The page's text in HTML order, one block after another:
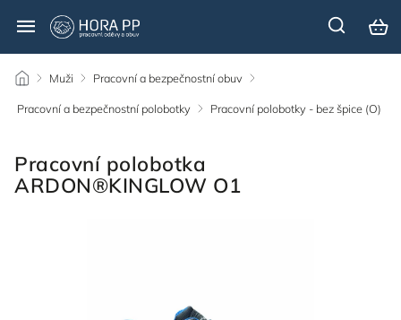
/ Muži / Pracovní a bezpečnostní obuv /
Pracovní a bezpečnostní polobotky /
Pracovní polobotky - bez špice (O)
Pracovní polobotka
ARDON®KINGLOW O1